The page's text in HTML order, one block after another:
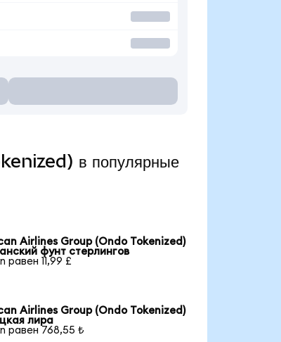
в популярные
Airlines Group (Ondo Tokenized)
фунт стерлингов
равен 11,99 £
Airlines Group (Ondo Tokenized)
лира
равен 768,55 ₺